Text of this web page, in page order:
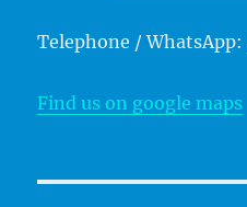
Telephone / WhatsApp:
Find us on google maps